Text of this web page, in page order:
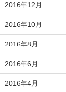
2016年12月
2016年10月
2016年8月
2016年6月
2016年4月